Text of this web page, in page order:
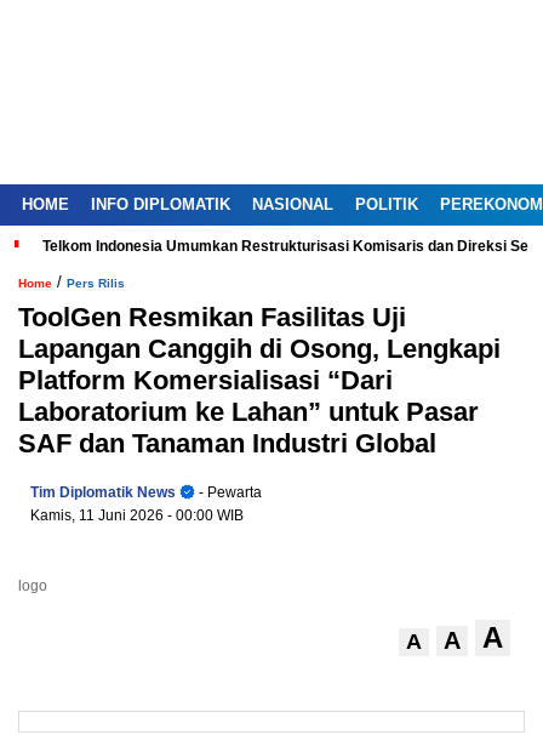
HOME INFO DIPLOMATIK NASIONAL POLITIK
Telkom Indonesia Umumkan Restrukturisasi Komisaris dan Direksi
Home / Pers Rilis
ToolGen Resmikan Fasilitas Uji
Lapangan Canggih di Osong, Lengkapi
Platform Komersialisasi “Dari
Laboratorium ke Lahan” untuk Pasar
SAF dan Tanaman Industri Global
Tim Diplomatik News
- Pewarta
Kamis, 11 Juni 2026 - 00:00 WIB
logo
A A A